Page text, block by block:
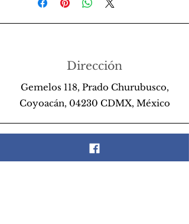
Dirección
Gemelos 118, Prado Churubusco,
Coyoacán, 04230 CDMX, México
Teléfono